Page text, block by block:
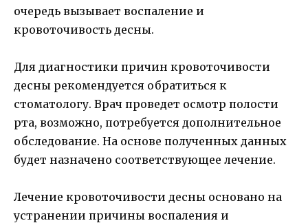
очередь вызывает воспаление и
кровоточивость десны.
Для диагностики причин кровоточивости
десны рекомендуется обратиться к
стоматологу. Врач проведет осмотр полости
рта, возможно, потребуется дополнительное
обследование. На основе полученных данных
будет назначено соответствующее лечение.
Лечение кровоточивости десны основано на
устранении причины воспаления и